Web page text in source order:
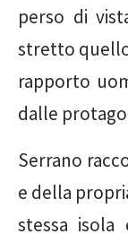
perso di
stretto
rapporto
dalle
Serrano
e della
stessa